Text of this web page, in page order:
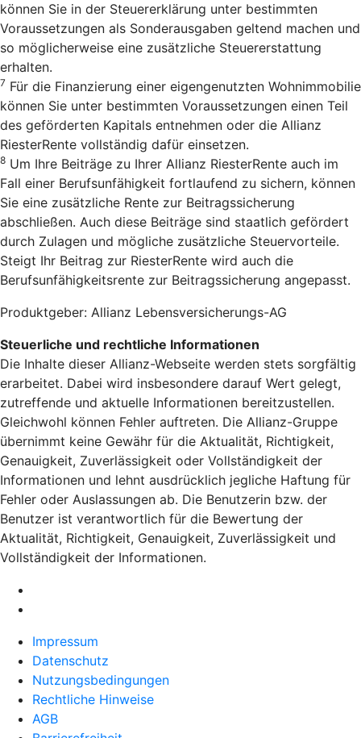
können Sie in der Steuererklärung unter bestimmten
Voraussetzungen als Sonderausgaben geltend machen und
so möglicherweise eine zusätzliche Steuererstattung
erhalten.
7 Für die Finanzierung einer eigengenutzten Wohnimmobilie
können Sie unter bestimmten Voraussetzungen einen Teil
des geförderten Kapitals entnehmen oder die Allianz
RiesterRente vollständig dafür einsetzen.
8 Um Ihre Beiträge zu Ihrer Allianz RiesterRente auch im
Fall einer Berufsunfähigkeit fortlaufend zu sichern, können
Sie eine zusätzliche Rente zur Beitragssicherung
abschließen. Auch diese Beiträge sind staatlich gefördert
durch Zulagen und mögliche zusätzliche Steuervorteile.
Steigt Ihr Beitrag zur RiesterRente wird auch die
Berufsunfähigkeitsrente zur Beitragssicherung angepasst.
Produktgeber: Allianz Lebensversicherungs-AG
Steuerliche und rechtliche Informationen
Die Inhalte dieser Allianz-Webseite werden stets sorgfältig
erarbeitet. Dabei wird insbesondere darauf Wert gelegt,
zutreffende und aktuelle Informationen bereitzustellen.
Gleichwohl können Fehler auftreten. Die Allianz-Gruppe
übernimmt keine Gewähr für die Aktualität, Richtigkeit,
Genauigkeit, Zuverlässigkeit oder Vollständigkeit der
Informationen und lehnt ausdrücklich jegliche Haftung für
Fehler oder Auslassungen ab. Die Benutzerin bzw. der
Benutzer ist verantwortlich für die Bewertung der
Aktualität, Richtigkeit, Genauigkeit, Zuverlässigkeit und
Vollständigkeit der Informationen.
Impressum
Datenschutz
Nutzungsbedingungen
Rechtliche Hinweise
AGB